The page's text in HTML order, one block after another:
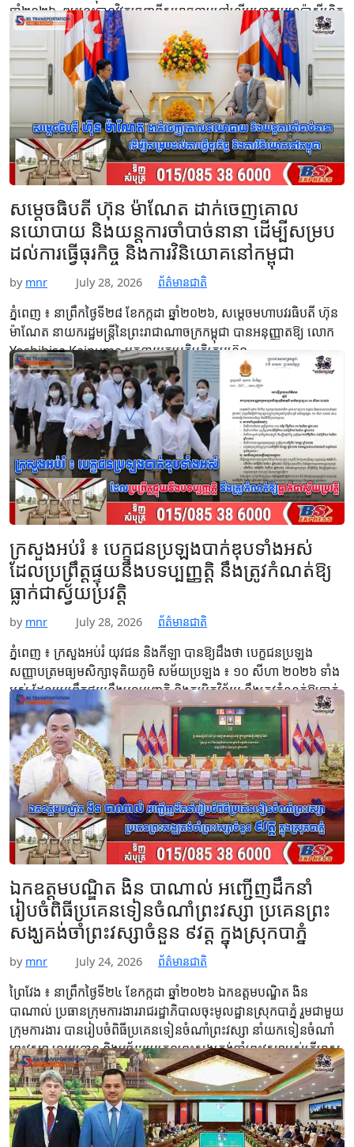
ឆ្នាំ២០២៦, ព្យុះនេះបានវិវត្តចេញពីសម្ពាធទាបនៅលើមហាសមុទ្រប៉ាស៊ីហ្វិក
ខាងលិច ហើយនឹងបង្កើនឥទ្ធិពលលើរបបខ្យល់មូសុងនិរតី។ យោងតាម
សេចក្តីជូនដំណឹងក្រសួងធនធានទឹក…
Read More
សម្ដេចធិបតី ហ៊ុន ម៉ាណែត ដាក់ចេញគោល
នយោបាយ និងយន្តការចាំបាច់នានា ដើម្បីសម្រប
ដល់ការធ្វើធុរកិច្ច និងការវិនិយោគនៅកម្ពុជា
by mnr July 28, 2026 ព័ត៌មានជាតិ
ភ្នំពេញ ៖ នាព្រឹកថ្ងៃទី២៨ ខែកក្កដា ឆ្នាំ២០២៦, សម្តេចមហាបវរធិបតី ហ៊ុន
ម៉ាណែត នាយករដ្ឋមន្ត្រីនៃព្រះរាជាណាចក្រកម្ពុជា បានអនុញ្ញាតឱ្យ លោក
Yoshihisa Kainuma អគ្គនាយកប្រតិបត្តិក្រុមហ៊ុន
MinebeaMitsumi Inc. និងសហការី ចូលជួបសម្តែងការគួរសម និង
ពិភាក្សាការងារ នៅវិមានសន្តិភាព។…
Read More
ក្រសួងអប់រំ ៖ បេក្ខជនប្រឡងបាក់ឌុបទាំងអស់
ដែលប្រព្រឹត្តផ្ទុយនឹងបទប្បញ្ញត្តិ នឹងត្រូវកំណត់ឱ្យ
ធ្លាក់ជាស្វ័យប្រវត្តិ
by mnr July 28, 2026 ព័ត៌មានជាតិ
ភ្នំពេញ ៖ ក្រសួងអប់រំ យុវជន និងកីឡា បានឱ្យដឹងថា បេក្ខជនប្រឡង
សញ្ញាបត្រមធ្យមសិក្សាទុតិយភូមិ សម័យប្រឡង ៖ ១០ សីហា ២០២៦ ទាំង
អស់ ដែលប្រព្រឹត្តផ្ទុយនឹងបទប្បញ្ញត្តិ និងកម្រិតវិន័យ នឹងត្រូវកំណត់ឱ្យធ្លាក់
ជាស្វ័យប្រវត្តិ។ តាមរយៈសេចក្ដីប្រកាសព័ត៌មាន របស់ក្រសួងអប់រំ នៅ
ថ្ងៃទី២៨ ខែកក្កដា…
Read More
ឯកឧត្តមបណ្ឌិត ងិន បាណាល់ អញ្ជើញដឹកនាំ
រៀបចំពិធីប្រគេនទៀនចំណាំព្រះវស្សា ប្រគេនព្រះ
សង្ឃគង់ចាំព្រះវស្សាចំនួន ៩វត្ត ក្នុងស្រុកបាភ្នំ
by mnr July 24, 2026 ព័ត៌មានជាតិ
ព្រៃវែង ៖ នាព្រឹកថ្ងៃទី២៤ ខែកក្កដា ឆ្នាំ២០២៦ ឯកឧត្តមបណ្ឌិត ងិន
បាណាល់ ប្រធានក្រុមការងាររាជរដ្ឋាភិបាលចុះមូលដ្ឋានស្រុកបាភ្នំ រួមជាមួយ
ក្រុមការងារ បានរៀបចំពិធីប្រគេនទៀនចំណាំព្រះវស្សា នាំយកទៀនចំណាំ
ព្រះវស្សា ទេយ្យទាន និងបច្ច័យប្រគេនព្រះសង្ឃគង់ចាំព្រះវស្សាអស់ត្រីមាស
ចំនួន៩វត្ត មកពីបណ្តាវត្តក្នុងស្រុកបាភ្នំ នៅស្រុកបាភ្នំ ដោយក្នុង១វត្តទទួល
ទៀនចំណាំព្រះស្សា១គូរ ស្លាកដក់១ អង្ករ១បេ…
Read More